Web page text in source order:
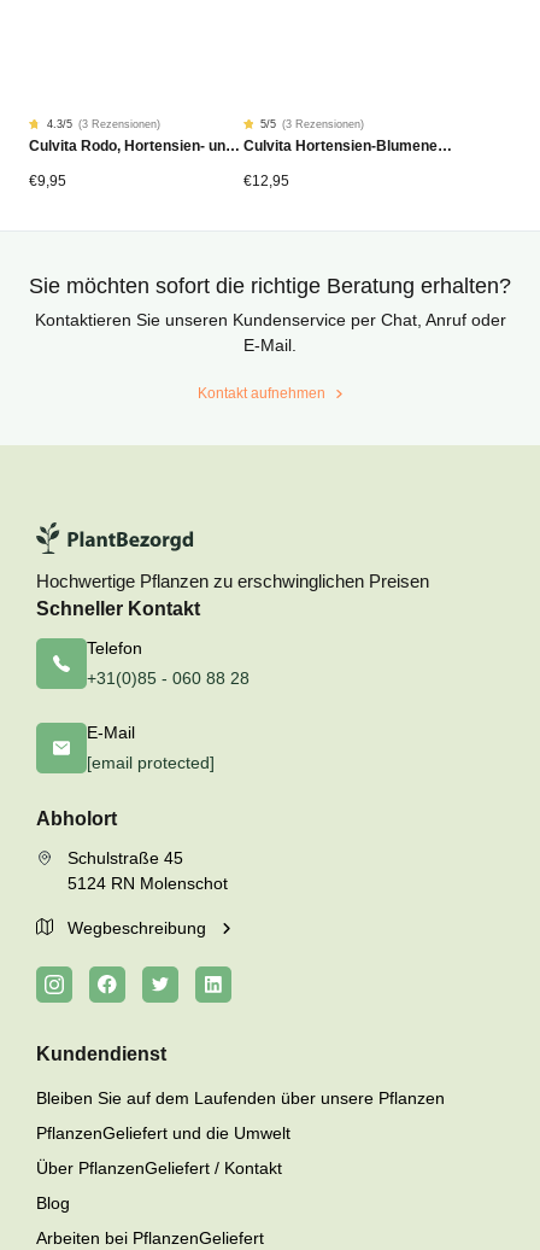
Rated
4.33
von
3
Kundenstimmen
4.3/5 (3 Rezensionen)
Culvita Rodo, Hortensien- und Azaleen-Dünger 1,5 kg
€9,95
Rated
5.00
von
3
Kundenstimmen
5/5 (3 Rezensionen)
Culvita Hortensien-Blumenerde 20L Bio
€12,95
Sie möchten sofort die richtige Beratung erhalten?
Kontaktieren Sie unseren Kundenservice per Chat, Anruf oder
E-Mail.
Kontakt aufnehmen
Hochwertige Pflanzen zu erschwinglichen Preisen
Schneller Kontakt
Telefon
+31(0)85 - 060 88 28
E-Mail
[email protected]
Abholort
Schulstraße 45
5124 RN Molenschot
Wegbeschreibung
Kundendienst
Bleiben Sie auf dem Laufenden über unsere Pflanzen
PflanzenGeliefert und die Umwelt
Über PflanzenGeliefert / Kontakt
Blog
Arbeiten bei PflanzenGeliefert